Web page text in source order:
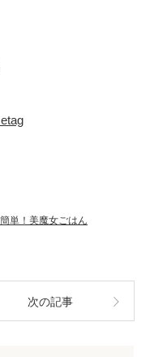
単！美魔女ごはん
次の記事